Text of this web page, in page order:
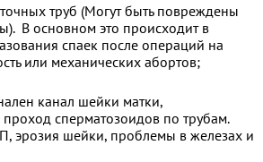
труб (Могут быть повреждены
В основном это происходит в
спаек после операций на
или механических абортов;
канал шейки матки,
сперматозоидов по трубам.
эрозия шейки, проблемы в железах и